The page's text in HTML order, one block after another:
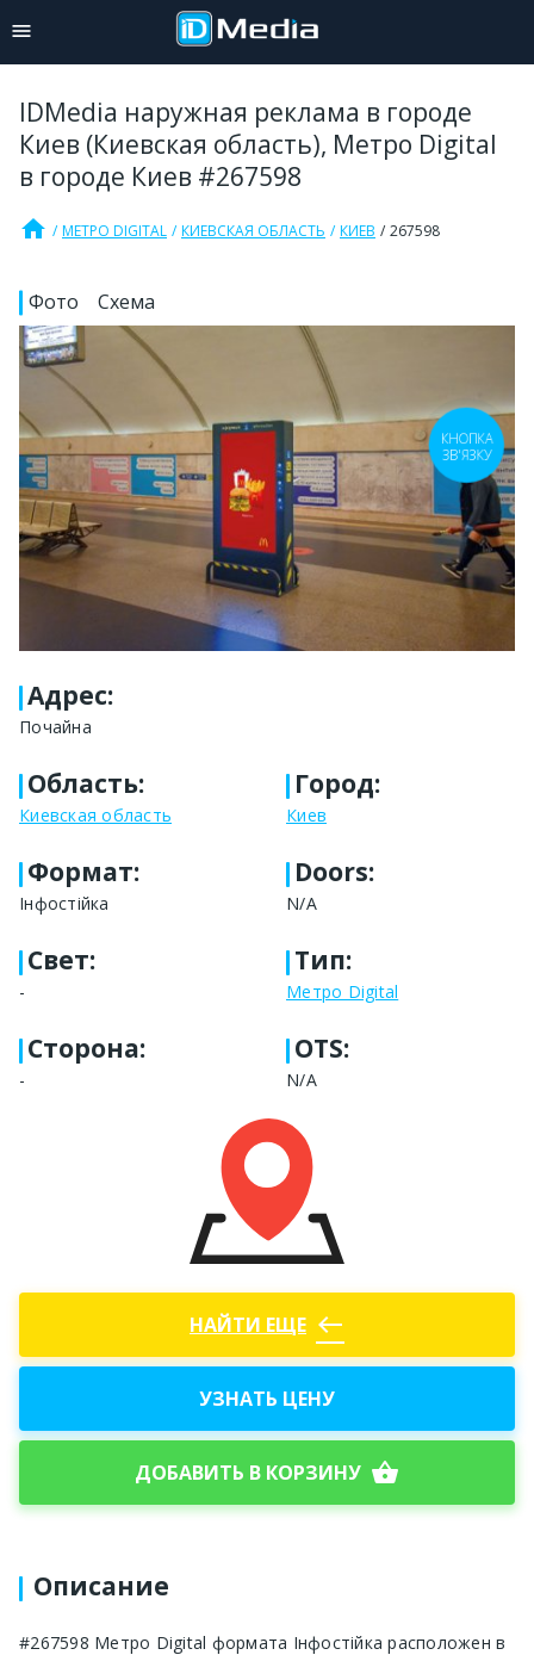
IDMedia наружная реклама в городе
Киев (Киевская область), Метро Digital
в городе Киев #267598
home МЕТРО DIGITAL КИЕВСКАЯ ОБЛАСТЬ КИЕВ 267598
Фото Схема
Адрес:
Почайна
Область:
Киевская область
Город:
Киев
Формат:
Інфостійка
Doors:
N/A
Свет:
-
Тип:
Метро Digital
Сторона:
-
OTS:
N/A
НАЙТИ ЕЩЕ west
УЗНАТЬ ЦЕНУ
ДОБАВИТЬ В КОРЗИНУ shopping_basket
Описание
#267598 Метро Digital формата Інфостійка расположен в
КНОПКА
ЗВ'ЯЗКУ